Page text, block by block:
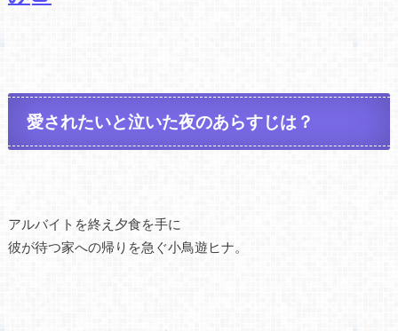
愛されたいと泣いた夜のあらすじは？
アルバイトを終え夕食を手に
彼が待つ家への帰りを急ぐ小鳥遊ヒナ。